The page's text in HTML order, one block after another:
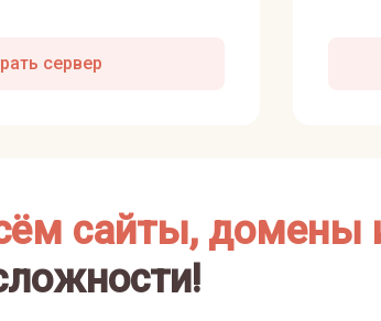
сервер
сайты, домены